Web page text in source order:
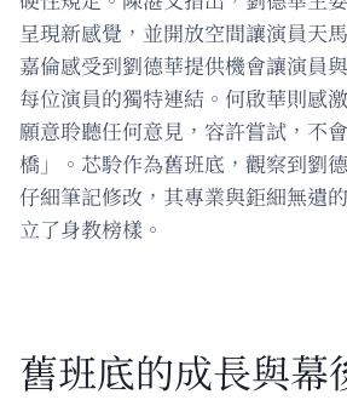
呈現新感覺，並開放空間讓演員天
嘉倫感受到劉德華提供機會讓演員
每位演員的獨特連結。何啟華則感
願意聆聽任何意見，容許嘗試，不
橋」。芯駖作為舊班底，觀察到劉
仔細筆記修改，其專業與鉅細無遺
立了身教榜樣。
舊班底的成長與幕